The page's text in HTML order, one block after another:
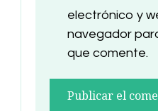
electrónico y
navegador
que comente.